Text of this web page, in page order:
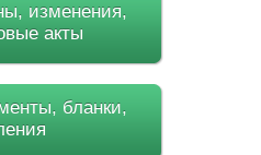
изменения,
акты
бланки,